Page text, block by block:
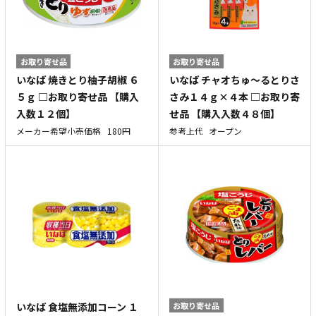
お取り寄せ品
いなば 焼きとり柚子胡椒 ６
５ｇ □お取り寄せ品 【購入
入数１２個】
メーカー希望小売価格 180円
お取り寄せ品
いなば チャオちゅ～るとりさ
さみ１４ｇ×４本 □お取り寄
せ品 【購入入数４８個】
参考上代 オープン
いなば 食塩無添加コーン １ お取り寄せ品